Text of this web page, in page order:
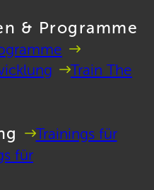
& Programme
Train The
Trainings für
für